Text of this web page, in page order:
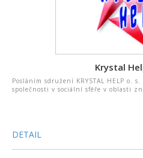
Krystal
Posláním sdružení KRYSTAL HELP o.
společnosti v sociální sféře v oblasti
DETAIL